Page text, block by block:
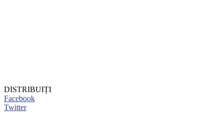
DISTRIBUIȚI
Facebook
Twitter